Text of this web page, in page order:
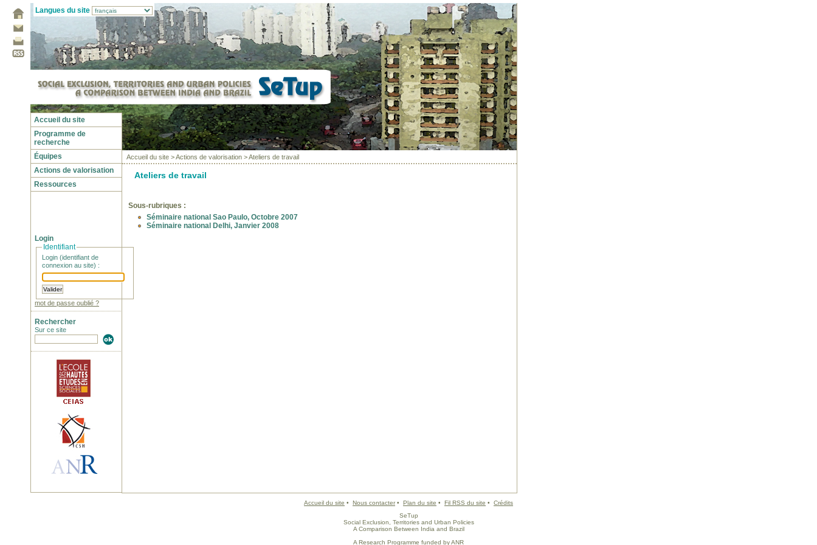
Langues du site
Accueil du site
Programme de
recherche
Équipes
Actions de valorisation
Ressources
Login
Identifiant
Login (identifiant de
connexion au site) :
mot de passe oublié ?
Rechercher
Sur ce site
Accueil du site >Actions de valorisation > Ateliers de travail
Ateliers de travail
Sous-rubriques :
Séminaire national Sao Paulo, Octobre 2007
Séminaire national Delhi, Janvier 2008
Accueil du site • Nous contacter• Plan du site • Fil RSS du site • Crédits
SeTup
Social Exclusion, Territories and Urban Policies
A Comparison Between India and Brazil
A Research Programme funded by ANR